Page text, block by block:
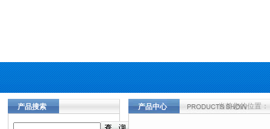
产品搜索 产品中心 当前您的位置：